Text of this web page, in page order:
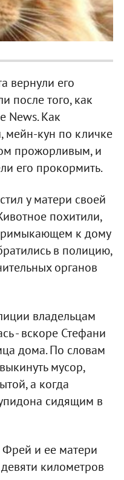
вернули его
после того, как
News. Как
мейн-кун по кличке
прожорливым, и
его прокормить.
у матери своей
похитили,
к дому
в полицию,
органов
владельцам
- вскоре Стефани
дома. По словам
мусор,
а когда
сидящим в
и ее матери
километров